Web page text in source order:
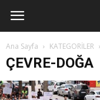
Ana Sayfa KATEGORİLER
ÇEVRE-DOĞA